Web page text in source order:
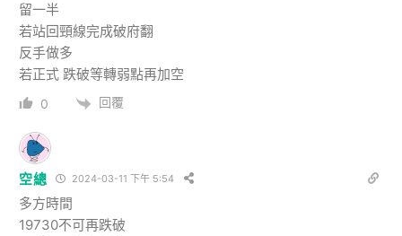
留一半
若站回頸線完成破府翻
反手做多
若正式 跌破等轉弱點再加空
0 回覆
空總 2024-03-11 下午 5:54
多方時間
19730不可再跌破